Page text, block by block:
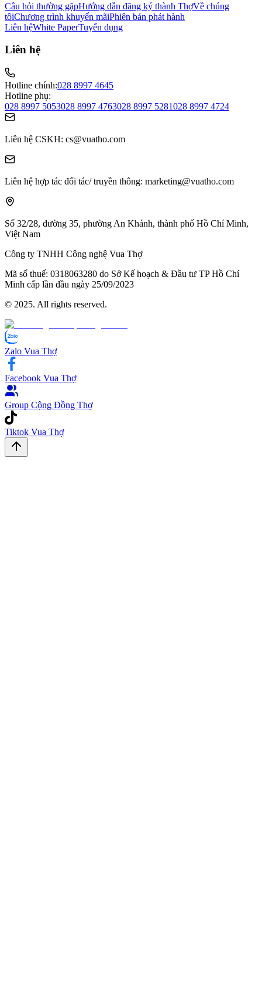
Câu hỏi thường gặpHướng dẫn đăng ký thành ThợVề chúng
tôiChương trình khuyến mãiPhiên bản phát hành
Liên hệWhite PaperTuyển dụng
Liên hệ
Hotline chính:028 8997 4645
Hotline phụ:
028 8997 5053028 8997 4763028 8997 5281028 8997 4724
Liên hệ CSKH: cs@vuatho.com
Liên hệ hợp tác đối tác/ truyền thông: marketing@vuatho.com
Số 32/28, đường 35, phường An Khánh, thành phố Hồ Chí Minh,
Việt Nam
Công ty TNHH Công nghệ Vua Thợ
Mã số thuế: 0​3​1​8​0​6​3​2​8​0 do Sở Kế hoạch & Đầu tư TP Hồ Chí
Minh cấp lần đầu ngày 2​5/0​9/2​0​2​3
© 2025. All rights reserved.
Zalo Vua Thợ
Facebook Vua Thợ
Group Cộng Đồng Thợ
Tiktok Vua Thợ